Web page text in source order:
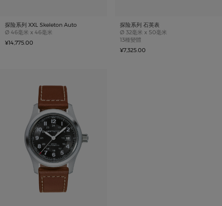
探险系列 XXL Skeleton Auto
Ø Case size
46毫米 x 46毫米
¥14,775.00
探险系列 石英表
Ø Case size
32毫米 x 50毫米
13種變體
¥7,325.00